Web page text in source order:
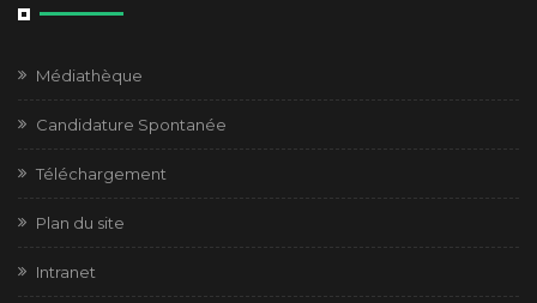
Médiathèque
Candidature Spontanée
Téléchargement
Plan du site
Intranet